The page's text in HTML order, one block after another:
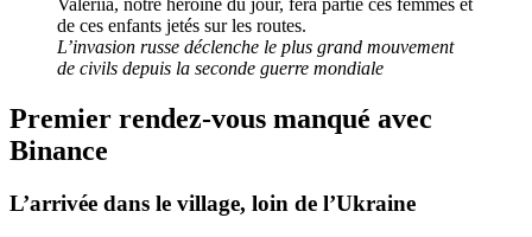
L’invasion russe déclenche le plus grand mouvement
de civils depuis la seconde guerre mondiale
Premier rendez-vous manqué avec
Binance
L’arrivée dans le village, loin de l’Ukraine